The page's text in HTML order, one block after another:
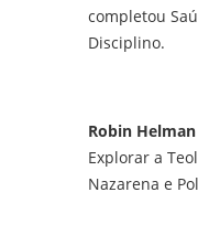
completou
Disciplino.
Robin Helman
Explorar a
Nazarena e